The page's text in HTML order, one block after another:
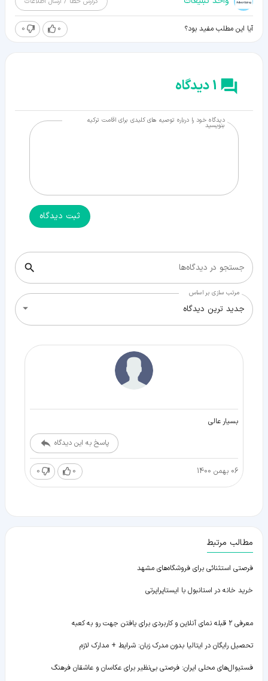
آیا این مطلب مفید بود؟ 0
0
1 دیدگاه
دیدگاه خود را درباره توصیه های کلیدی برای اقامت ترکیه
بنویسید
ثبت دیدگاه
جستجو در دیدگاه‌ها
مرتب سازی بر اساس
جدید ترین دیدگاه
بسیار عالی
پاسخ به این دیدگاه
06 بهمن 1400 0
0
مطالب مرتبط
فرصتی استثنائی برای فروشگاه‌های مشهد
خرید خانه در استانبول با ایستاپراپرتی
معرفی ۲ قبله نمای آنلاین و کاربردی برای یافتن جهت رو به کعبه
تحصیل رایگان در ایتالیا بدون مدرک زبان: شرایط + مدارک لازم
فستیوال‌های محلی ایران: فرصتی بی‌نظیر برای عکاسان و عاشقان فرهنگ